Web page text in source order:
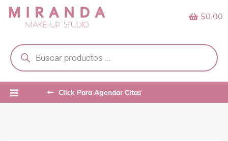
Skip
search
$0.00
Click Para Agendar Citas